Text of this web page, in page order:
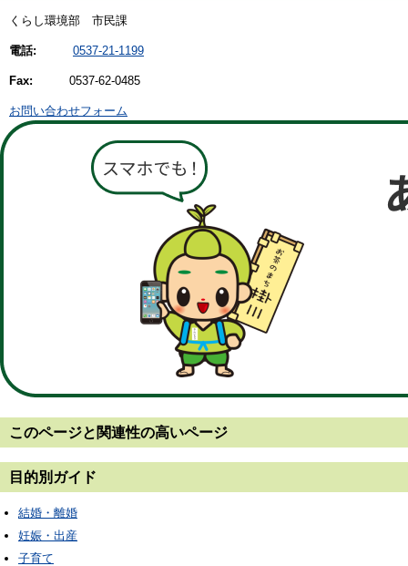
くらし環境部 市民課
電話: 0537-21-1199
Fax: 0537-62-0485
お問い合わせフォーム
このページと 関連性の高いページ
目的別ガイド
結婚・離婚
妊娠・出産
子育て